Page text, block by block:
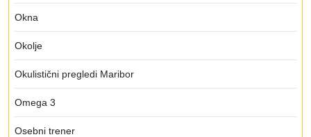
Okna
Okolje
Okulistični pregledi Maribor
Omega 3
Osebni trener